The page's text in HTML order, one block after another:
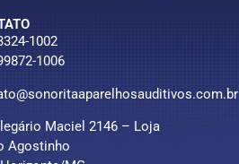
1002
1006
Maciel 2146 – Loja
Agostinho